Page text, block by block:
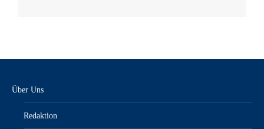
Über Uns
Redaktion